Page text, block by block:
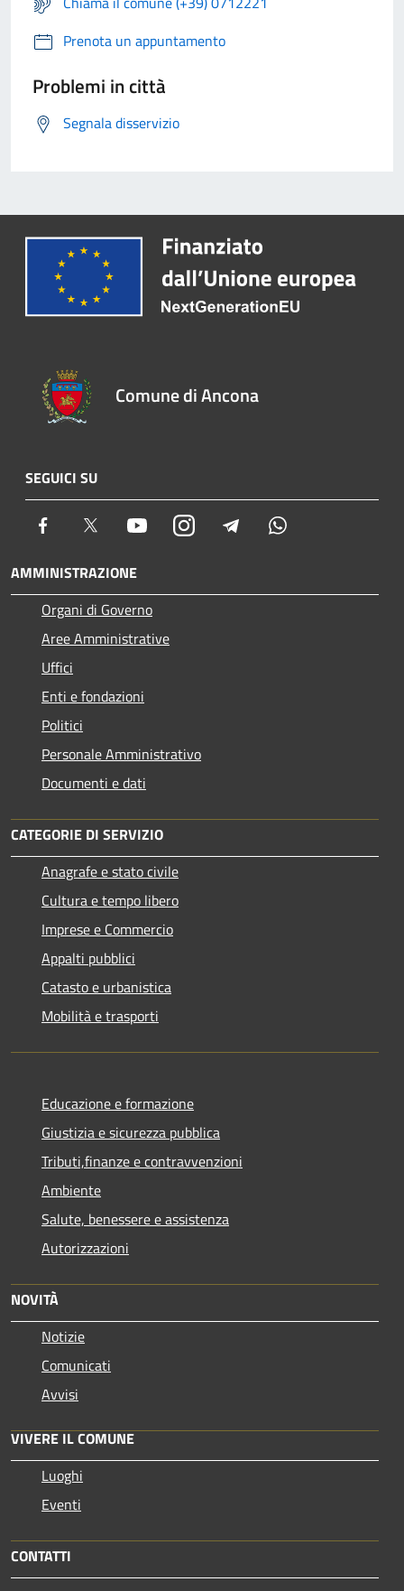
Prenota un appuntamento
Problemi in città
Segnala disservizio
Comune di Ancona
SEGUICI SU
Facebook Twitter YoutubeInstagram Telegram
AMMINISTRAZIONE
Organi di Governo
Aree Amministrative
Uffici
Enti e fondazioni
Politici
Personale Amministrativo
Documenti e dati
CATEGORIE DI SERVIZIO
Anagrafe e stato civile
Cultura e tempo libero
Imprese e Commercio
Appalti pubblici
Catasto e urbanistica
Mobilità e trasporti
Educazione e formazione
Giustizia e sicurezza pubblica
Tributi,finanze e contravvenzioni
Ambiente
Salute, benessere e assistenza
Autorizzazioni
NOVITÀ
Notizie
Comunicati
Avvisi
VIVERE IL COMUNE
Luoghi
Eventi
CONTATTI